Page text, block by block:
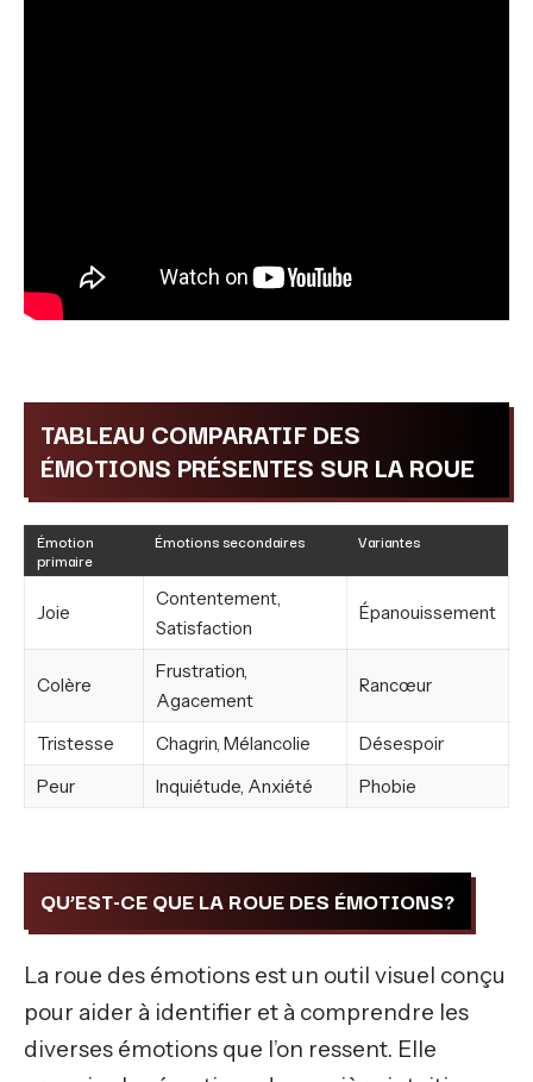
TABLEAU COMPARATIF DES
ÉMOTIONS PRÉSENTES SUR LA ROUE
Émotion
primaire
Émotions secondaires Variantes
Joie
Contentement,
Satisfaction
Épanouissement
Colère
Frustration,
Agacement
Rancœur
Tristesse Chagrin, Mélancolie
Désespoir
Peur
Inquiétude, Anxiété Phobie
QU’EST-CE QUE LA ROUE DES ÉMOTIONS?
La roue des émotions est un outil visuel conçu
pour aider à identifier et à comprendre les
diverses émotions que l’on ressent. Elle